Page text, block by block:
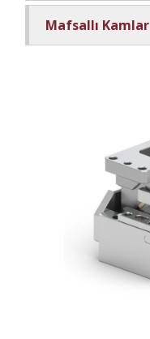
Mafsallı Kamlar